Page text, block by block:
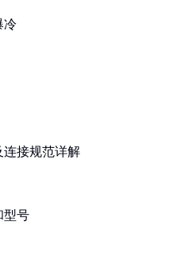
冷
连接规范详解
型号